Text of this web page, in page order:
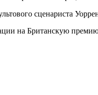
сценариста
на Британскую